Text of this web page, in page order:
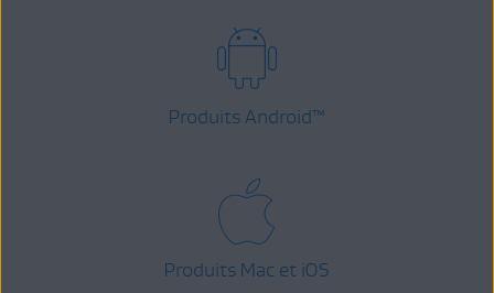
Produits Android™
Produits Mac et iOS